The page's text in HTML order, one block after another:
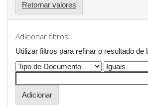
Retornar valores
Adicionar filtros:
Utilizar filtros para refinar o resultado de